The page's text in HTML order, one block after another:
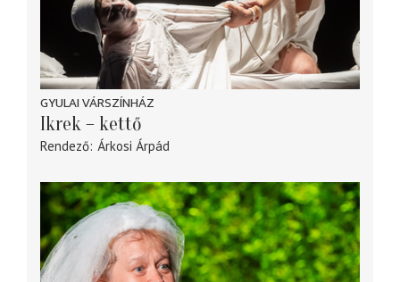
GYULAI VÁRSZÍNHÁZ
Ikrek – kettő
Rendező Árkosi Árpád